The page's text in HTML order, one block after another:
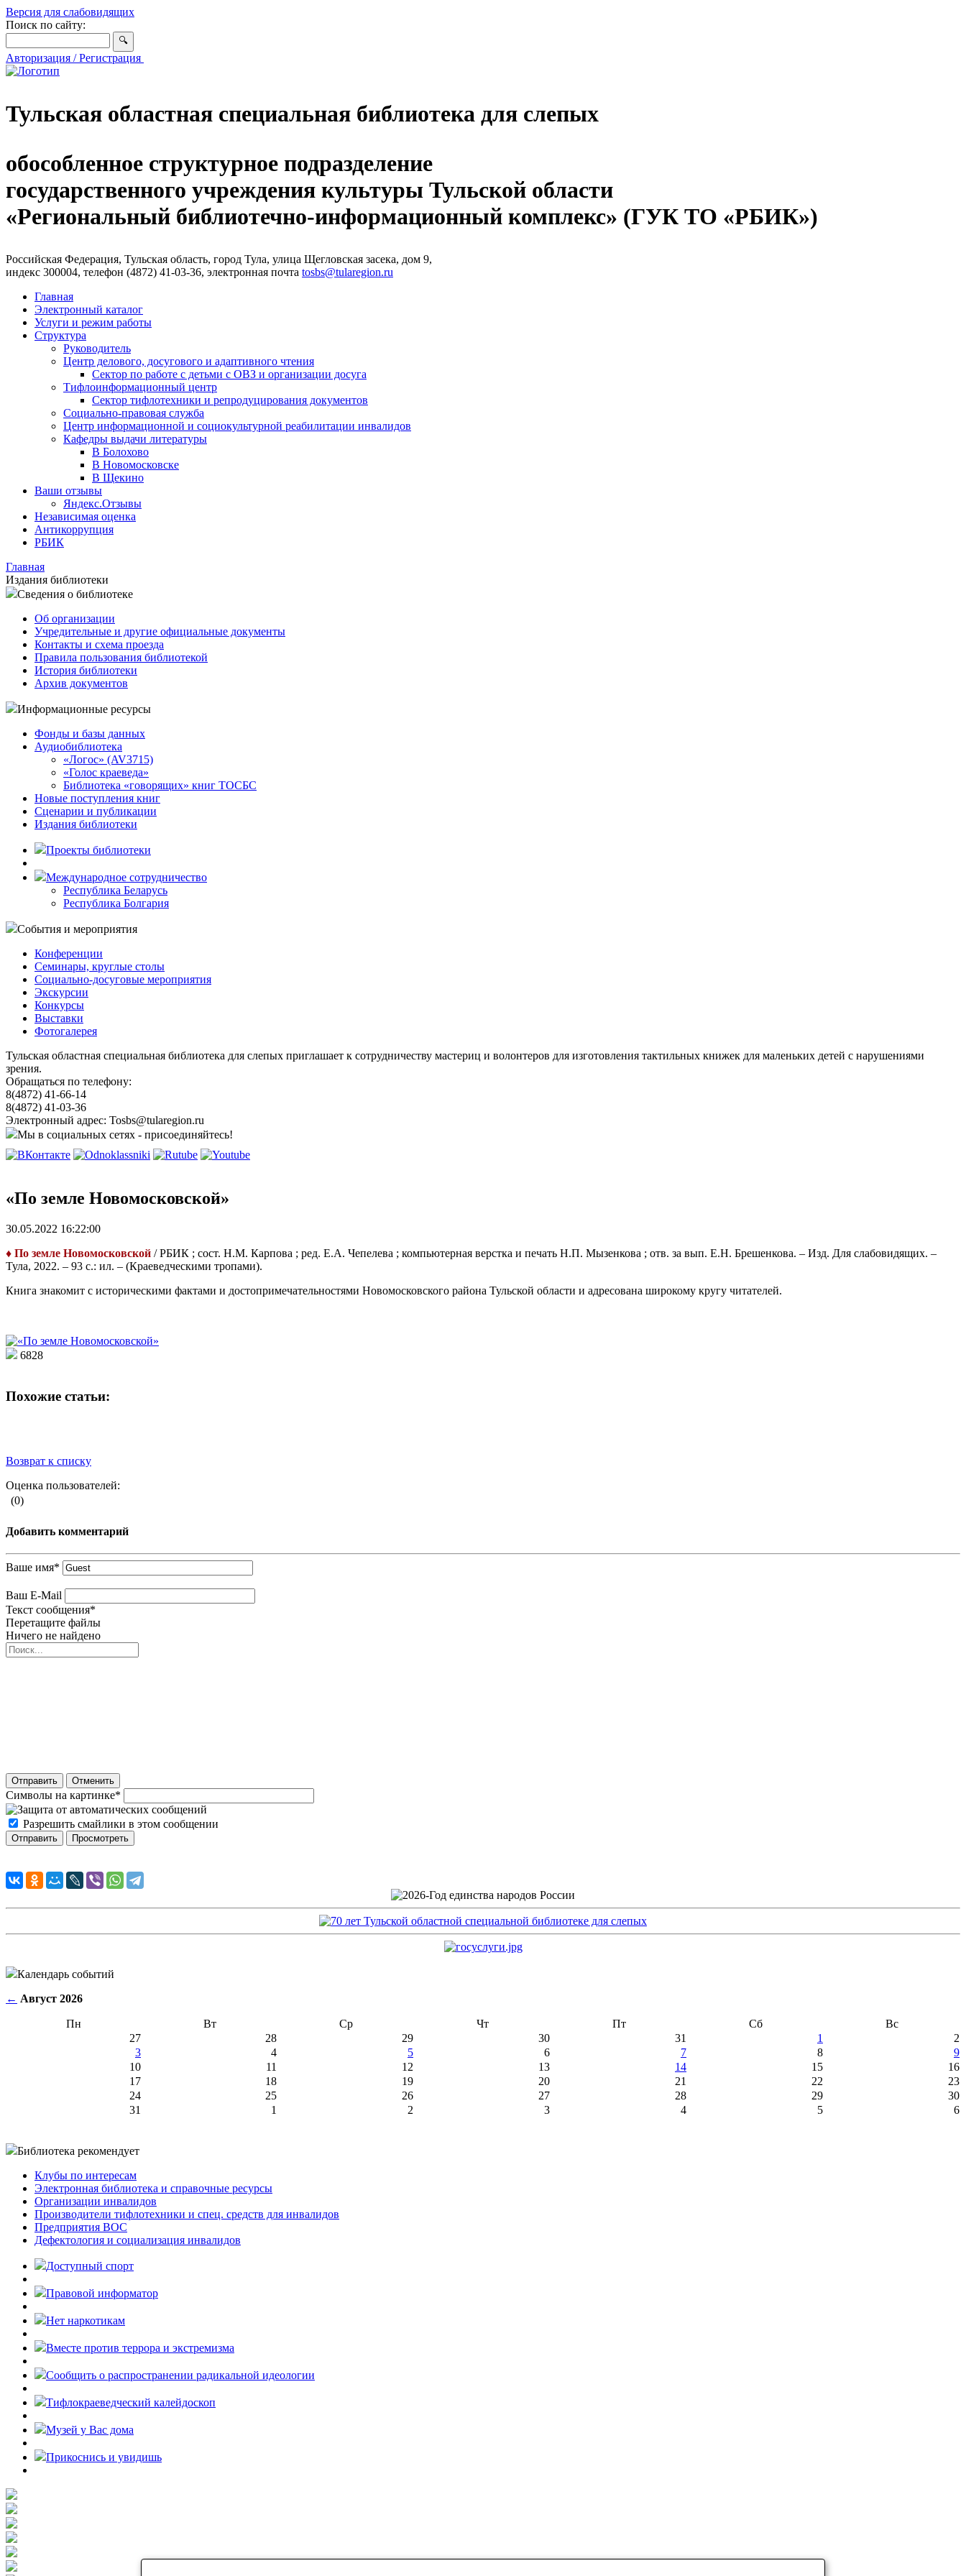
Версия для слабовидящих
Поиск по сайту:
Авторизация / Регистрация
Тульская областная специальная библиотека для слепых
обособленное структурное подразделение
государственного учреждения культуры Тульской области
«Региональный библиотечно-информационный комплекс» (ГУК ТО «РБИК»)
Российская Федерация, Тульская область, город Тула, улица Щегловская засека, дом 9,
индекс 300004, телефон (4872) 41-03-36, электронная почта tosbs@tularegion.ru
Главная
Электронный каталог
Услуги и режим работы
Структура
Руководитель
Центр делового, досугового и адаптивного чтения
Сектор по работе с детьми с ОВЗ и организации досуга
Тифлоинформационный центр
Сектор тифлотехники и репродуцирования документов
Социально-правовая служба
Центр информационной и социокультурной реабилитации инвалидов
Кафедры выдачи литературы
В Болохово
В Новомосковске
В Щекино
Ваши отзывы
Яндекс.Отзывы
Независимая оценка
Антикоррупция
РБИК
Главная
Издания библиотеки
Сведения о библиотеке
Об организации
Учредительные и другие официальные документы
Контакты и схема проезда
Правила пользования библиотекой
История библиотеки
Архив документов
Информационные ресурсы
Фонды и базы данных
Аудиобиблиотека
«Логос» (AV3715)
«Голос краеведа»
Библиотека «говорящих» книг ТОСБС
Новые поступления книг
Сценарии и публикации
Издания библиотеки
Проекты библиотеки
Международное сотрудничество
Республика Беларусь
Республика Болгария
События и мероприятия
Конференции
Семинары, круглые столы
Социально-досуговые мероприятия
Экскурсии
Конкурсы
Выставки
Фотогалерея
Тульская областная специальная библиотека для слепых приглашает к сотрудничеству мастериц и волонтеров для изготовления тактильных книжек для маленьких детей с нарушениями
зрения.
Обращаться по телефону:
8(4872) 41-66-14
8(4872) 41-03-36
Электронный адрес: Tosbs@tularegion.ru
Мы в социальных сетях - присоединяйтесь!
«По земле Новомосковской»
30.05.2022 16:22:00
♦ По земле Новомосковской / РБИК ; сост. Н.М. Карпова ; ред. Е.А. Чепелева ; компьютерная верстка и печать Н.П. Мызенкова ; отв. за вып. Е.Н. Брешенкова. – Изд. Для слабовидящих. –
Тула, 2022. – 93 с.: ил. – (Краеведческими тропами).
Книга знакомит с историческими фактами и достопримечательностями Новомосковского района Тульской области и адресована широкому кругу читателей.
6828
Похожие статьи:
Возврат к списку
Оценка пользователей:
(0)
Добавить комментарий
Ваше имя*
Ваш E-Mail
Текст сообщения*
Перетащите файлы
Ничего не найдено
Отправить Отменить
Символы на картинке*
Разрешить смайлики в этом сообщении
Календарь событий
← Август 2026
Пн Вт Ср Чт Пт Сб
Вс
27
28 29 30 31 1
2
3
4 5 6 7 8
9
10
11 12 13 14 15
16
17
18 19 20 21 22
23
24
25 26 27 28 29
30
31
1 2 3 4 5 6
Библиотека рекомендует
Клубы по интересам
Электронная библиотека и справочные ресурсы
Организации инвалидов
Производители тифлотехники и спец. средств для инвалидов
Предприятия ВОС
Дефектология и социализация инвалидов
Доступный спорт
Правовой информатор
Нет наркотикам
Вместе против террора и экстремизма
Cообщить о распространении радикальной идеологии
Тифлокраеведческий калейдоскоп
Музей у Вас дома
Прикоснись и увидишь